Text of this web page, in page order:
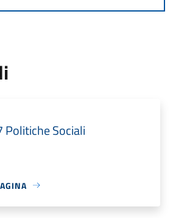
Politiche Sociali